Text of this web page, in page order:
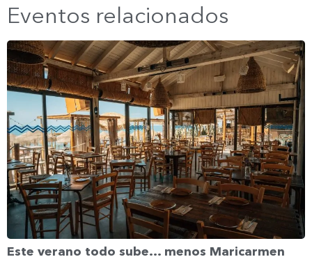
Eventos relacionados
Este verano todo sube… menos Maricarmen